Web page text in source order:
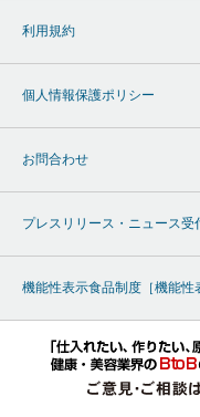
利用規約
個人情報保護ポリシー
お問合わせ
プレスリリース・ニュース受
機能性表示食品制度［機能性